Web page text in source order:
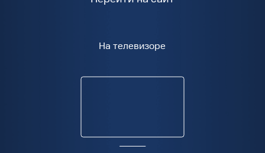
На телевизоре